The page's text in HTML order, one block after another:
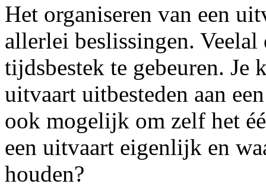
Het organiseren van een
allerlei beslissingen.
tijdsbestek te gebeuren. Je
uitvaart uitbesteden aan
ook mogelijk om zelf het
een uitvaart eigenlijk en
houden?